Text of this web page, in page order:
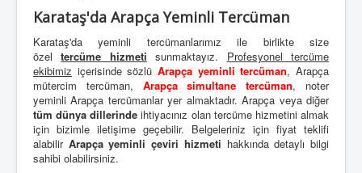
Karataş'da Arapça Yeminli Tercüman
Karataş'da yeminli tercümanlarımız ile birlikte size
özeltercüme hizmeti sunmaktayız. Profesyonel tercüme
ekibimiz içerisinde sözlü Arapça yeminli tercüman, Arapça
mütercim tercüman, Arapça simultane tercüman, noter
yeminli Arapça tercümanlar yer almaktadır. Arapça veya diğer
tüm dünya dillerinde ihtiyacınız olan tercüme hizmetini almak
için bizimle iletişime geçebilir. Belgeleriniz için fiyat teklifi
alabilir Arapça yeminli çeviri hizmeti hakkında detaylı bilgi
sahibi olabilirsiniz.